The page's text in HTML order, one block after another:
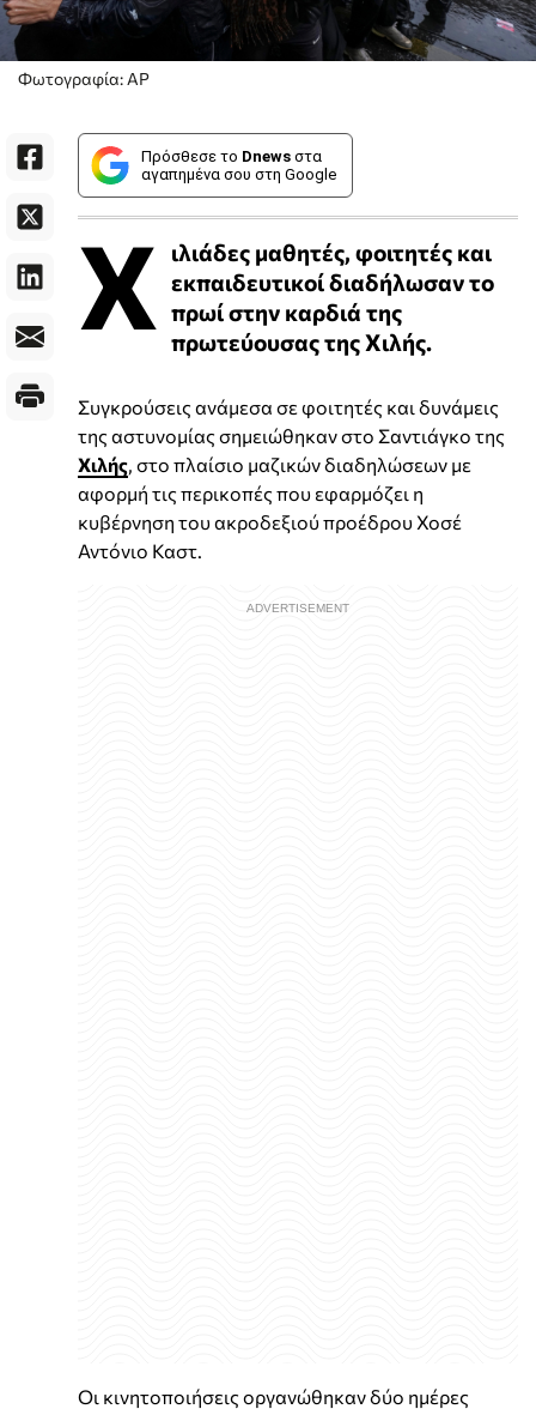
Φωτογραφία: AP
Πρόσθεσε το Dnews στα
αγαπημένα σου στη Google
Χ
ιλιάδες μαθητές, φοιτητές και
εκπαιδευτικοί διαδήλωσαν το
πρωί στην καρδιά της
πρωτεύουσας της Χιλής.
Συγκρούσεις ανάμεσα σε φοιτητές και δυνάμεις
της αστυνομίας σημειώθηκαν στο Σαντιάγκο της
Χιλής , στο πλαίσιο μαζικών διαδηλώσεων με
αφορμή τις περικοπές που εφαρμόζει η
κυβέρνηση του ακροδεξιού προέδρου Χοσέ
Αντόνιο Καστ.
Οι κινητοποιήσεις οργανώθηκαν δύο ημέρες